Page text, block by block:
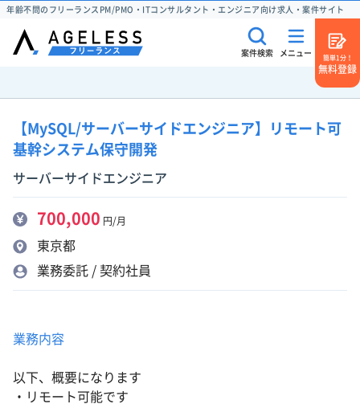
年齢不問のフリーランスPM/PMO・ITコンサルタント・エンジニア向け求人・案件サイト
案件検索 メニュー
簡単1分！
無料登録
【MySQL/サーバーサイドエンジニア】リモート可
基幹システム保守開発
サーバーサイドエンジニア
700,000 円/月
東京都
業務委託 / 契約社員
業務内容
以下、概要になります
・リモート可能です